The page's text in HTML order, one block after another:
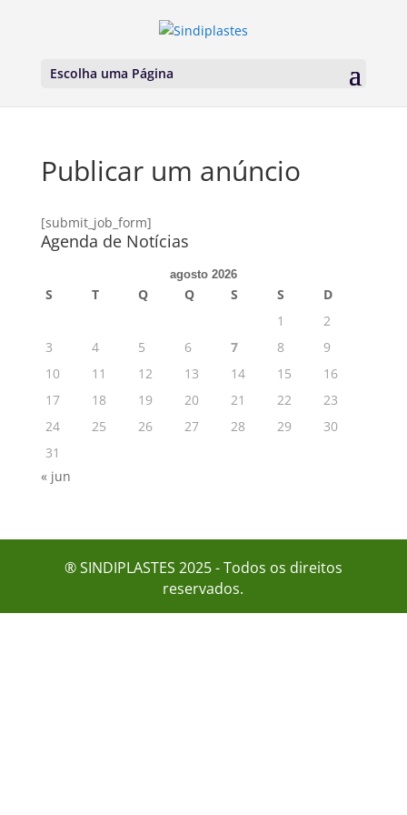
Escolha uma Página
Publicar um anúncio
[submit_job_form]
Agenda de Notícias
agosto 2026
S T Q Q S S
D
1
2
3
4 5 6 7 8
9
10
11 12 13 14 15
16
17
18 19 20 21 22
23
24
25 26 27 28 29
30
31
« jun
® SINDIPLASTES 2025 - Todos os direitos
reservados.